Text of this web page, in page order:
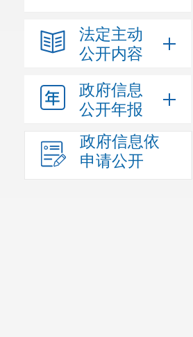
法定主动
公开内容
政府信息
公开年报
政府信息依
申请公开